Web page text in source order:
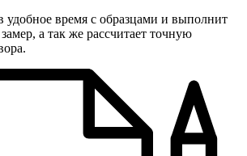
удобное время с образцами и выполнит
а так же рассчитает точную